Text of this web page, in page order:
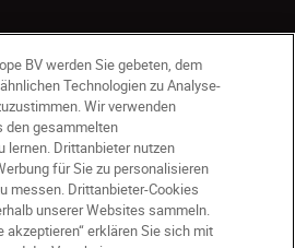
BV werden Sie gebeten, dem
Technologien zu Analyse-
Wir verwenden
den gesammelten
lernen. Drittanbieter nutzen
für Sie zu personalisieren
messen. Drittanbieter-Cookies
unserer Websites sammeln.
akzeptieren“ erklären Sie sich mit